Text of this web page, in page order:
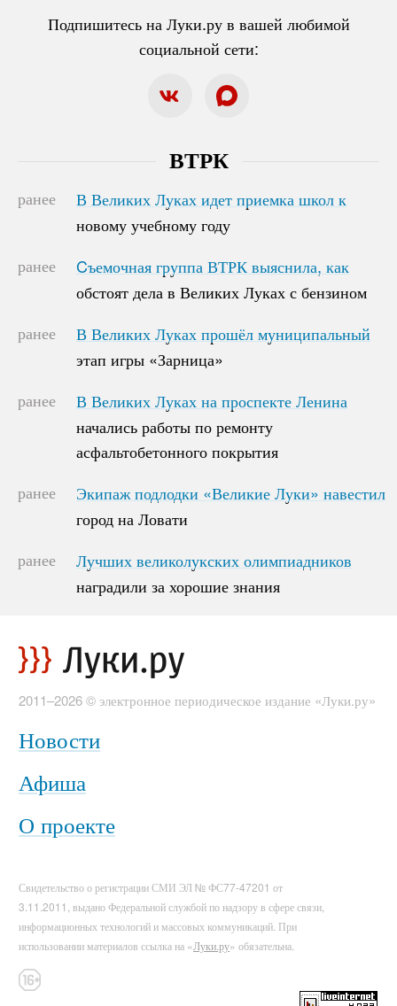
Подпишитесь на Луки.ру в вашей любимой
социальной сети:
ВТРК
ранее
В Великих Луках идет приемка школ к
новому учебному году
В Великих Луках идет приемка школ к
новому учебному году
ранее
Cъемочная группа ВТРК выяснила, как
обстоят дела в Великих Луках с бензином
Cъемочная группа ВТРК выяснила, как
обстоят дела в Великих Луках с бензином
ранее
В Великих Луках прошёл муниципальный
этап игры «Зарница»
В Великих Луках прошёл муниципальный
этап игры «Зарница»
ранее
В Великих Луках на проспекте Ленина
начались работы по ремонту
асфальтобетонного покрытия
В Великих Луках на проспекте Ленина
начались работы по ремонту
асфальтобетонного покрытия
ранее
Экипаж подлодки «Великие Луки» навестил
город на Ловати
Экипаж подлодки «Великие Луки» навестил
город на Ловати
ранее
Лучших великолукских олимпиадников
наградили за хорошие знания
Лучших великолукских олимпиадников
наградили за хорошие знания
2011–2026 © электронное периодическое издание «Луки.ру»
Новости
Афиша
О проекте
Свидетельство о регистрации СМИ ЭЛ № ФС77-47201 от
3.11.2011, выдано Федеральной службой по надзору в сфере связи,
информационных технологий и массовых коммуникаций. При
использовании материалов ссылка на «Луки.ру» обязательна.